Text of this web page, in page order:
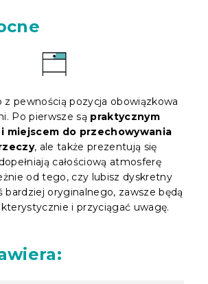
z pewnością pozycja obowiązkowa
Po pierwsze są praktycznym
miejscem do przechowywania
, ale także prezentują się
całościową atmosferę
od tego, czy lubisz dyskretny
bardziej oryginalnego, zawsze będą
i przyciągać uwagę.